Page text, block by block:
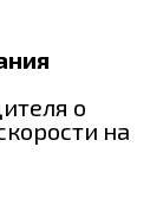
о
на